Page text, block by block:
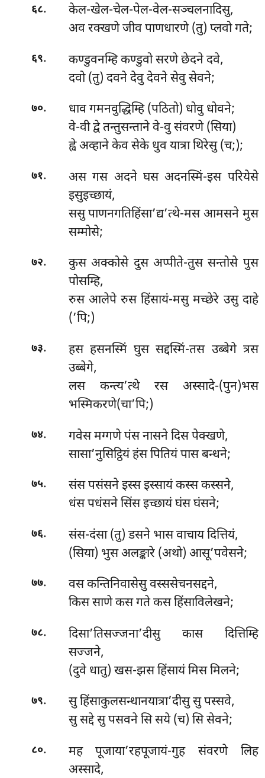
६८.
केल-खेल-चेल-पेल-वेल-सञ्चलनादिसु,
अव रक्खणे जीव पाणधारणे (तु) प्लवो गते;
६९.
कण्डुवनम्हि कण्डुवो सरणे छेदने दवे,
दवो (तु) दवने देवु देवने सेवु सेवने;
७०.
धाव गमनवुद्धिम्हि (पठितो) धोवु धोवने;
वे-वी द्वे तन्तुसन्ताने वे-वु संवरणे (सिया)
ह्वे अव्हाने केव सेके धुव यात्रा थिरेसु (च;);
७१.
अस गस अदने घस अदनस्मिं-इस परियेसे
इसुइच्छायं,
ससु पाणनगतिहिंसा’द्य’त्थे-मस आमसने मुस
सम्मोसे;
७२.
कुस अक्कोसे दुस अप्पीते-तुस सन्तोसे पुस
पोसम्हि,
रुस आलेपे रुस हिंसायं-मसु मच्छेरे उसु दाहे
(’पि;)
७३.
हस हसनस्मिं घुस सद्दस्मिं-तस उब्बेगे त्रस
उब्बेगे,
लस कन्त्य’त्थे रस अस्सादे-(पुन)भस
भस्मिकरणे(चा’पि;)
७४.
गवेस मग्गणे पंस नासने दिस पेक्खणे,
सासा’नुसिट्ठियं हंस पितियं पास बन्धने;
७५.
संस पसंसने इस्स इस्सायं कस्स कस्सने,
धंस पधंसने सिंस इच्छायं घंस घंसने;
७६.
संस-दंसा (तु) डसने भास वाचाय दित्तियं,
(सिया) भुस अलङ्कारे (अथो) आसू’पवेसने;
७७.
वस कन्तिनिवासेसु वस्ससेचनसद्दने,
किस साणे कस गते कस हिंसाविलेखने;
७८.
दिसा’तिसज्जना’दीसु कास दित्तिम्हि
सज्जने,
(दुवे धातु) खस-झस हिंसायं मिस मिलने;
७९.
सु हिंसाकुलसन्धानयात्रा’दीसु सु पस्सवे,
सु सद्दे सु पसवने सि सये (च) सि सेवने;
८०.
मह पूजाया’रहपूजायं-गुह संवरणे लिह
अस्सादे,